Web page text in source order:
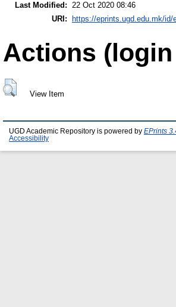
Last Modified: 22 Oct 2020 08:46
URI:
https://eprints.ugd.edu.mk/id/
Actions
View Item
UGD Academic Repository is powered by EPrints
Accessibility